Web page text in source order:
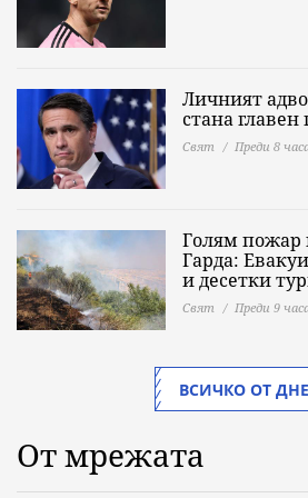
Личният
стана
Свят Преди 8
Голям пожар
Гарда:
и десетки
Свят Преди 9
ВСИЧКО ОТ
От мрежата